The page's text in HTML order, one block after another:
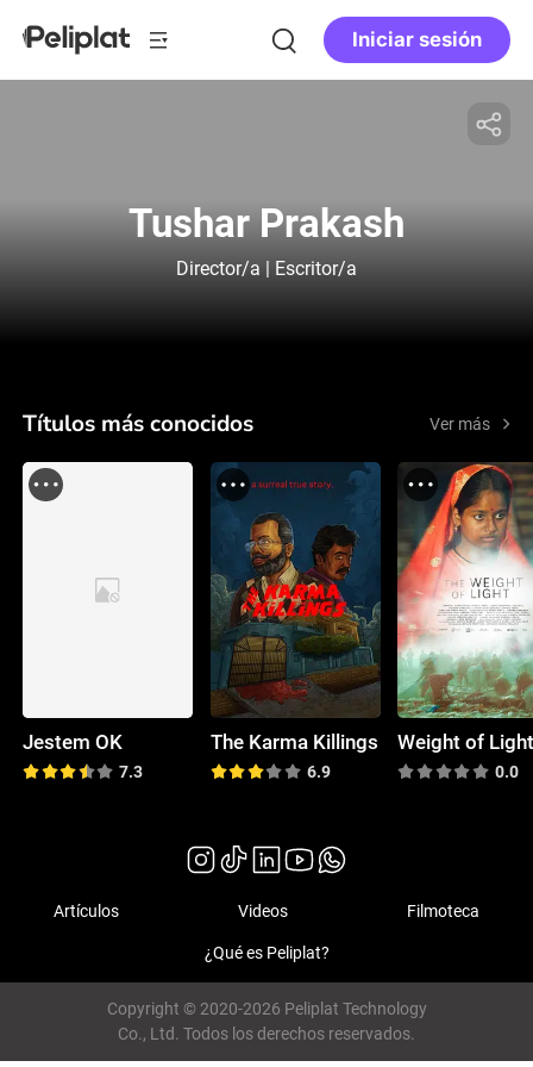
Iniciar sesión
Tushar Prakash
Director/a | Escritor/a
Títulos más conocidos Ver más
Jestem OK
7.3
The Karma Killings
6.9
Weight of
0.0
Artículos Videos Filmoteca
¿Qué es Peliplat?
Copyright © 2020-2026 Peliplat Technology
Co., Ltd. Todos los derechos reservados.